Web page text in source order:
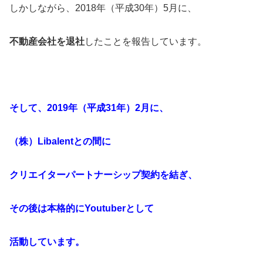
しかしながら、2018年（平成30年）5月に、
不動産会社を退社したことを報告しています。
そして、 2019年（平成31年）2月に、
（株）Libalentとの間に
クリエイターパートナーシップ契約を結ぎ、
その後は本格的にYoutuberとして
活動しています。